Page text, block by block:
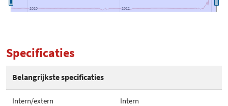
2020
2020 2022
2022
Specificaties
Belangrijkste specificaties
Intern/extern Intern